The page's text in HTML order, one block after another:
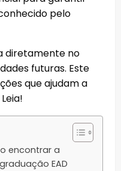
pelo
diretamente no
futuras. Este
que ajudam a
encontrar a
EAD